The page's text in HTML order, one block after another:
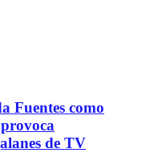
Fuentes como
de TV